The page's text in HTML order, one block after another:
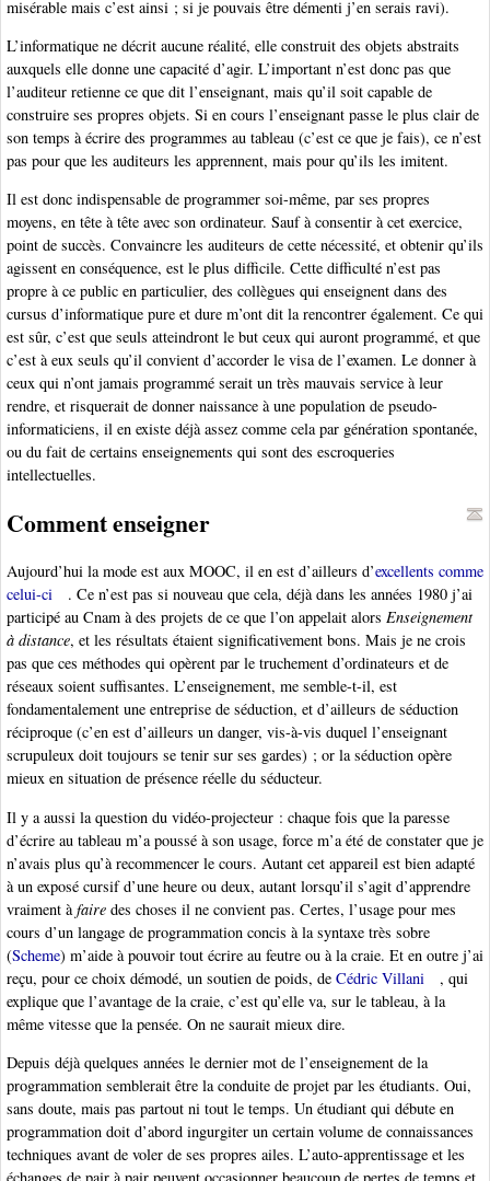
misérable mais c’est ainsi ; si je pouvais être démenti j’en serais ravi).
L’informatique ne décrit aucune réalité, elle construit des objets abstraits
auxquels elle donne une capacité d’agir. L’important n’est donc pas que
l’auditeur retienne ce que dit l’enseignant, mais qu’il soit capable de
construire ses propres objets. Si en cours l’enseignant passe le plus clair de
son temps à écrire des programmes au tableau (c’est ce que je fais), ce n’est
pas pour que les auditeurs les apprennent, mais pour qu’ils les imitent.
Il est donc indispensable de programmer soi-même, par ses propres
moyens, en tête à tête avec son ordinateur. Sauf à consentir à cet exercice,
point de succès. Convaincre les auditeurs de cette nécessité, et obtenir qu’ils
agissent en conséquence, est le plus difficile. Cette difficulté n’est pas
propre à ce public en particulier, des collègues qui enseignent dans des
cursus d’informatique pure et dure m’ont dit la rencontrer également. Ce qui
est sûr, c’est que seuls atteindront le but ceux qui auront programmé, et que
c’est à eux seuls qu’il convient d’accorder le visa de l’examen. Le donner à
ceux qui n’ont jamais programmé serait un très mauvais service à leur
rendre, et risquerait de donner naissance à une population de pseudo-
informaticiens, il en existe déjà assez comme cela par génération spontanée,
ou du fait de certains enseignements qui sont des escroqueries
intellectuelles.
Comment enseigner
Aujourd’hui la mode est aux MOOC, il en est d’ailleurs d’excellents comme
celui-ci
. Ce n’est pas si nouveau que cela, déjà dans les années 1980 j’ai
participé au Cnam à des projets de ce que l’on appelait alors Enseignement
à distance, et les résultats étaient significativement bons. Mais je ne crois
pas que ces méthodes qui opèrent par le truchement d’ordinateurs et de
réseaux soient suffisantes. L’enseignement, me semble-t-il, est
fondamentalement une entreprise de séduction, et d’ailleurs de séduction
réciproque (c’en est d’ailleurs un danger, vis-à-vis duquel l’enseignant
scrupuleux doit toujours se tenir sur ses gardes) ; or la séduction opère
mieux en situation de présence réelle du séducteur.
Il y a aussi la question du vidéo-projecteur : chaque fois que la paresse
d’écrire au tableau m’a poussé à son usage, force m’a été de constater que je
n’avais plus qu’à recommencer le cours. Autant cet appareil est bien adapté
à un exposé cursif d’une heure ou deux, autant lorsqu’il s’agit d’apprendre
vraiment à faire des choses il ne convient pas. Certes, l’usage pour mes
cours d’un langage de programmation concis à la syntaxe très sobre
(Scheme) m’aide à pouvoir tout écrire au feutre ou à la craie. Et en outre j’ai
reçu, pour ce choix démodé, un soutien de poids, de Cédric Villani
, qui
explique que l’avantage de la craie, c’est qu’elle va, sur le tableau, à la
même vitesse que la pensée. On ne saurait mieux dire.
Depuis déjà quelques années le dernier mot de l’enseignement de la
programmation semblerait être la conduite de projet par les étudiants. Oui,
sans doute, mais pas partout ni tout le temps. Un étudiant qui débute en
programmation doit d’abord ingurgiter un certain volume de connaissances
techniques avant de voler de ses propres ailes. L’auto-apprentissage et les